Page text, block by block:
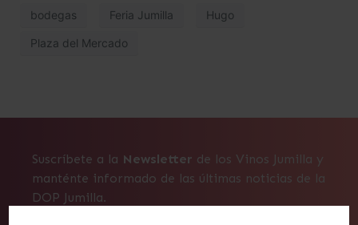
bodegas Feria Jumilla Hugo
Plaza del Mercado
Suscríbete a la Newsletter de los Vinos Jumilla y
manténte informado de las últimas noticias de la
DOP Jumilla.